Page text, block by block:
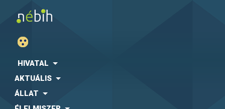
HIVATAL
AKTUÁLIS
ÁLLAT